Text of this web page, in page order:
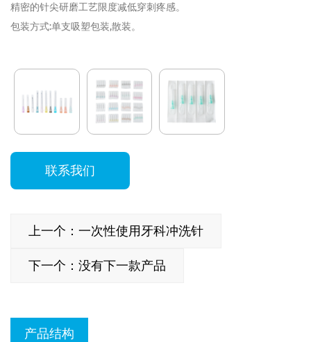
精密的针尖研磨工艺限度减低穿刺疼感。
包装方式:单支吸塑包装,散装。
联系我们
上一个：一次性使用牙科冲洗针
下一个：没有下一款产品
产品结构